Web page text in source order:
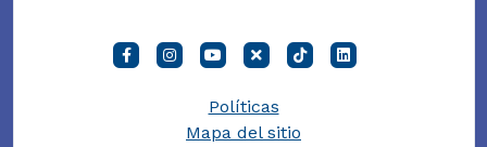
Políticas
Mapa del sitio